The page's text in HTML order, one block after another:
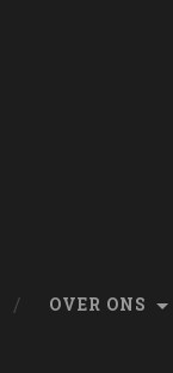
OVER ONS